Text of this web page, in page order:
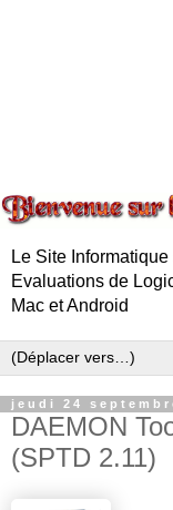
Le Site
Evaluations de
Mac et Android
jeudi 24
DAEMON
(SPTD 2.11)